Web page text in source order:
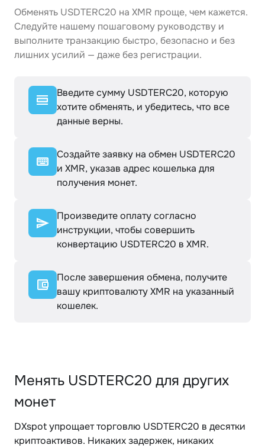
Обменять USDTERC20 на XMR проще, чем кажется.
Следуйте нашему пошаговому руководству и
выполните транзакцию быстро, безопасно и без
лишних усилий — даже без регистрации.
Введите сумму USDTERC20, которую
хотите обменять, и убедитесь, что все
данные верны.
Создайте заявку на обмен USDTERC20
и XMR, указав адрес кошелька для
получения монет.
Произведите оплату согласно
инструкции, чтобы совершить
конвертацию USDTERC20 в XMR.
После завершения обмена, получите
вашу криптовалюту XMR на указанный
кошелек.
Менять USDTERC20 для других
монет
DXspot упрощает торговлю USDTERC20 в десятки
криптоактивов. Никаких задержек, никаких